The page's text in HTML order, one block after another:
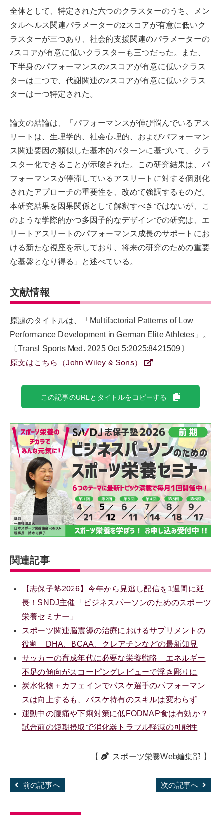
全体として、特定された六つのクラスターのうち、メン
タルヘルス関連パラメーターのzスコアが有意に低いク
ラスターが三つあり、社会的支援関連のパラメーターの
zスコアが有意に低いクラスターも三つだった。また、
下半身のパフォーマンスのzスコアが有意に低いクラス
ターは二つで、代謝関連のzスコアが有意に低いクラス
ターは一つ特定された。
論文の結論は、「パフォーマンスが伸び悩んでいるアス
リートは、生理学的、社会心理的、およびパフォーマン
ス関連要因の類似した基本的パターンに基づいて、クラ
スター化できることが示唆された。この研究結果は、パ
フォーマンスが停滞しているアスリートに対する個別化
されたアプローチの重要性を、改めて強調するものだ。
本研究結果を因果関係として解釈すべきではないが、こ
のような学際的かつ多因子的なデザインでの研究は、エ
リートアスリートのパフォーマンス成長のサポートにお
ける新たな視座を示しており、将来の研究のための重要
な基盤となり得る」と述べている。
文献情報
原題のタイトルは、「Multifactorial Patterns of Low
Performance Development in German Elite Athletes」。
〔Transl Sports Med. 2025 Oct 5:2025:8421509〕
原文はこちら（John Wiley & Sons）
この記事のURLとタイトルをコピーする
関連記事
【志保子塾2026】今年から見逃し配信を1週間に延
長！SNDJ主催「ビジネスパーソンのためのスポーツ
栄養セミナー」
スポーツ関連脳震盪の治療におけるサプリメントの
役割 DHA、BCAA、クレアチンなどの最新知見
サッカーの育成年代に必要な栄養戦略 エネルギー
不足の傾向がスコーピングレビューで浮き彫りに
炭水化物＋カフェインでバスケ選手のパフォーマン
スは向上するも、バスケ特有のスキルは変わらず
運動中の腹痛や下痢対策に低FODMAP食は有効か？
試合前の短期摂取で消化器トラブル軽減の可能性
【 スポーツ栄養Web編集部 】
前の記事へ 次の記事へ